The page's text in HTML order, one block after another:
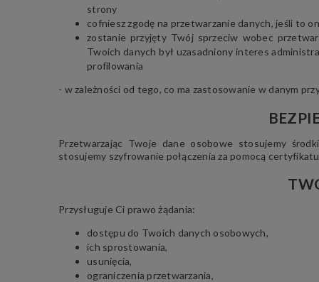
strony
cofniesz zgodę na przetwarzanie danych, jeśli to
zostanie przyjęty Twój sprzeciw wobec
Twoich danych był uzasadniony interes
profilowania
- w zależności od tego, co ma zastosowanie w danym
Przetwarzając Twoje dane osobowe stosujemy
stosujemy szyfrowanie połączenia za pomocą certyfikatu
Przysługuje Ci prawo żądania:
dostępu do Twoich danych osobowych,
ich sprostowania,
usunięcia,
ograniczenia przetwarzania,